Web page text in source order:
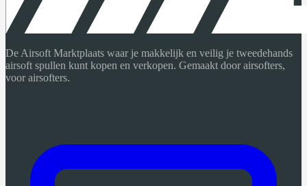
De Airsoft Marktplaats waar je makkelijk en veilig je tweedehands
airsoft spullen kunt kopen en verkopen. Gemaakt door airsofters,
voor airsofters.